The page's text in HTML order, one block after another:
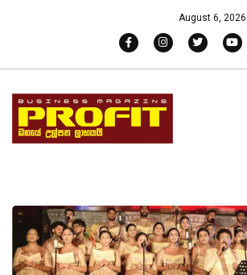
August 6, 2026